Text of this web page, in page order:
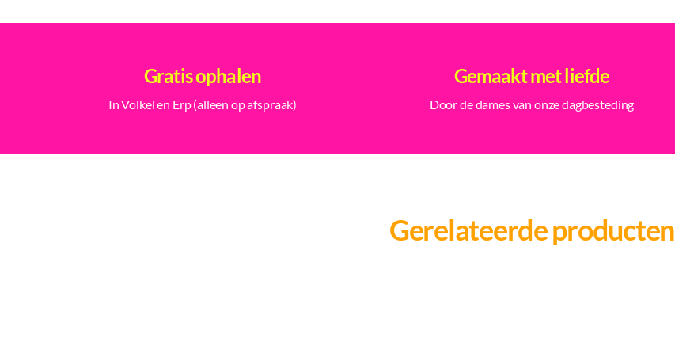
Gratis ophalen
In Volkel en Erp (alleen op afspraak)
Gemaakt met liefde
Door de dames van onze dagbesteding
Gerelateerde producten